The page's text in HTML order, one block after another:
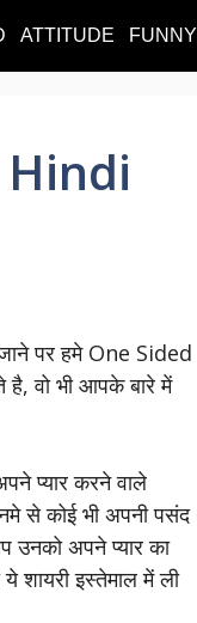
ATTITUDE FUNNY
पर हमे One Sided
वो भी आपके बारे में
प्यार करने वाले
से कोई भी अपनी पसंद
अपने प्यार का
शायरी इस्तेमाल में ली